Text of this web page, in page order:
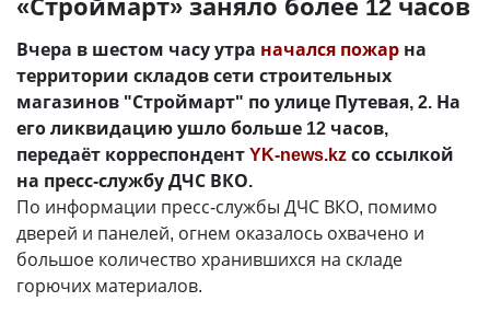
Вчера в шестом часу утра начался пожар на
территории складов сети строительных
магазинов "Строймарт" по улице Путевая, 2. На
его ликвидацию ушло больше 12 часов,
передаёт корреспондентYK-news.kzсо ссылкой
на пресс-службу ДЧС ВКО.
По информации пресс-службы ДЧС ВКО, помимо
дверей и панелей, огнем оказалось охвачено и
большое количество хранившихся на складе
горючих материалов.